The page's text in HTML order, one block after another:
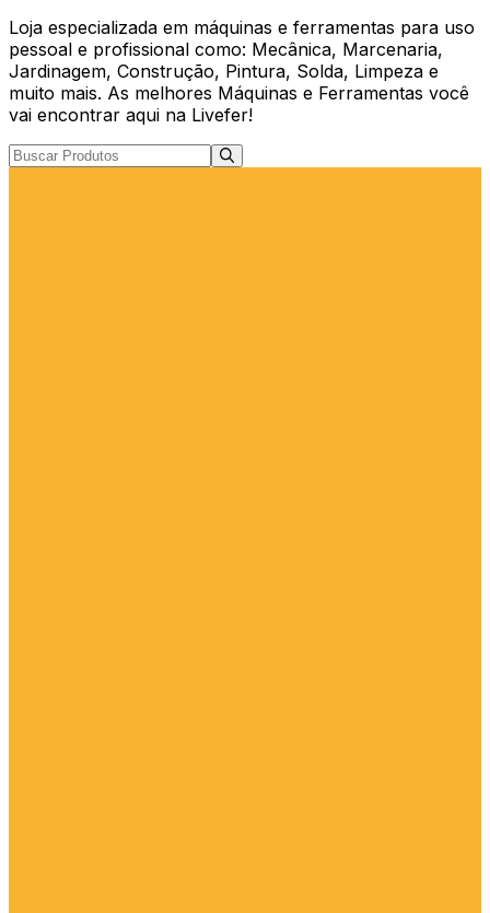
Loja especializada em máquinas e ferramentas para uso
pessoal e profissional como: Mecânica, Marcenaria,
Jardinagem, Construção, Pintura, Solda, Limpeza e
muito mais. As melhores Máquinas e Ferramentas você
vai encontrar aqui na Livefer!